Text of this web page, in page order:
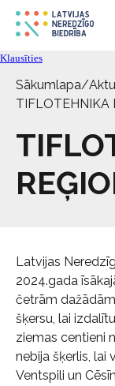
Rehabilitācija
Tehniskie
Aktualitātes
Pakalpojumi
Kontakti
Klausīties
Sākumlapa/
TIFLOTEHNIKA
Latvijas
2024.gada
četrām
šķersu, lai
ziemas centieni
nebija šķerlis, lai
Ventspili un